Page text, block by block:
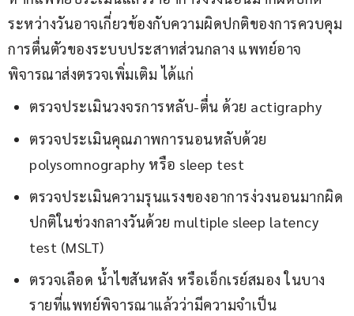
ระหว่างวันอาจเกี่ยวข้องกับความผิดปกติของการควบคุม
การตื่นตัวของระบบประสาทส่วนกลาง แพทย์อาจ
พิจารณาส่งตรวจเพิ่มเติม ได้แก่
ตรวจประเมินวงจรการหลับ-ตื่น ด้วย actigraphy
ตรวจประเมินคุณภาพการนอนหลับด้วย
polysomnography หรือ sleep test
ตรวจประเมินความรุนแรงของอาการง่วงนอนมากผิด
ปกติในช่วงกลางวันด้วย multiple sleep latency
test (MSLT)
ตรวจเลือด น้ำไขสันหลัง หรือเอ็กเรย์สมอง ในบาง
รายที่แพทย์พิจารณาแล้วว่ามีความจำเป็น